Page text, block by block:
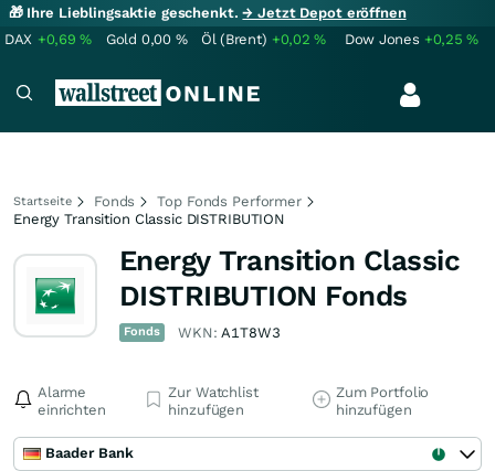
🎁 Ihre Lieblingsaktie geschenkt.→ Jetzt Depot eröffnen
DAX +0,69% Gold 0,00 % Öl (Brent) +0,02% Dow Jones +0,25%
Startseite Fonds
Top Fonds Performer
Energy Transition Classic DISTRIBUTION
Energy Transition Classic
DISTRIBUTION Fonds
Fonds WKN:A1T8W3
Alarme
einrichten
Zur Watchlist
hinzufügen
Zum Portfolio
hinzufügen
Baader Bank